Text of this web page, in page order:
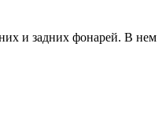
и задних фонарей. В нем